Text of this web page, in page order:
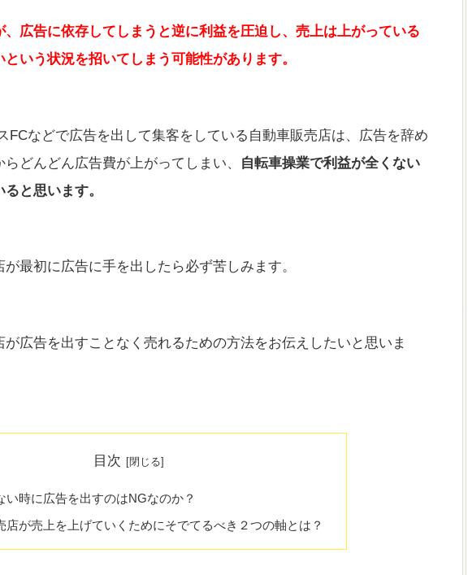
広告に依存してしまうと逆に利益を圧迫し、売上は上がっている
いう状況を招いてしまう可能性があります。
FCなどで広告を出して集客をしている自動車販売店は、広告を辞め
どんどん広告費が上がってしまい、
自転車操業で利益が全くない
と思います。
最初に広告に手を出したら必ず苦しみます。
広告を出すことなく売れるための方法をお伝えしたいと思いま
目次
い時に広告を出すのはNGなのか？
店が売上を上げていくためにそでてるべき２つの軸とは？